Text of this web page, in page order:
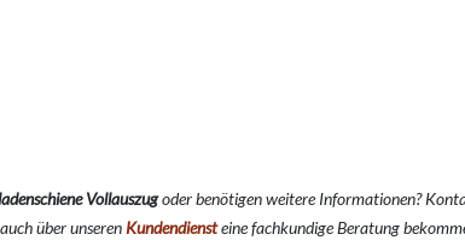
Vollauszugoder benötigen weitere Informationen?
über unserenKundendiensteine fachkundige Beratung